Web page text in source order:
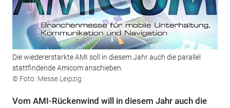
Die wiedererstarkte AMI soll in diesem Jahr auch die parallel
stattfindende Amicom anschieben.
© Foto: Messe Leipzig
Vom AMI-Rückenwind will in diesem Jahr auch die